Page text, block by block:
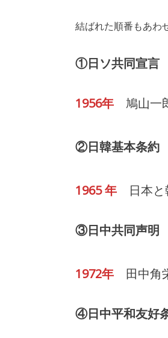
結ばれた順番もあわ
①日ソ共同宣言
1956年鳩山一
②日韓基本条約
1965 年日本と
③日中共同声明
1972年田中角
④日中平和友好